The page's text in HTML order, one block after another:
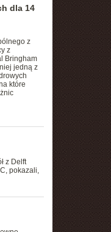
dla 14
z
z
Bringham
jedną z
które
z Delft
pokazali,